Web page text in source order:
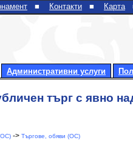
■ Контакти ■ Карта
Административни услуги
търг с явно
-> Търгове, обяви (ОС)